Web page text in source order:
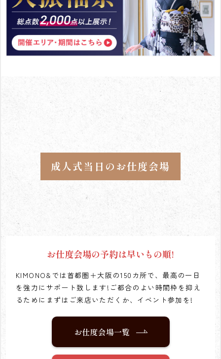
成人式当日のお仕度会場
お仕度会場の予約は早いもの順!
KIMONO&では首都圏＋大阪の150カ所で、最高の一日
を強力にサポート致します! ご都合のよい時間枠を抑え
るためにまずはご来店いただくか、イベント参加を!
お仕度会場一覧